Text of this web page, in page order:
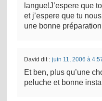
langue!J’espere que
et j’espere que tu
une bonne
David dit : juin 11, 2006 à
Et ben, plus qu’une
peluche et bonne